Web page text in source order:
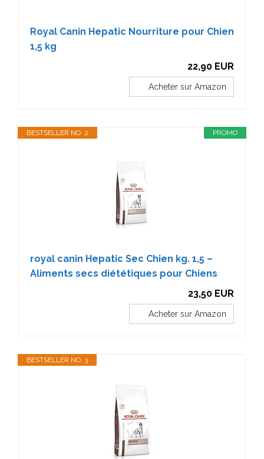
Royal Canin Hepatic Nourriture pour Chien
1,5 kg
22,90 EUR
Acheter sur Amazon
PROMO
BESTSELLER NO. 2
royal canin Hepatic Sec Chien kg. 1,5 –
Aliments secs diététiques pour Chiens
23,50 EUR
Acheter sur Amazon
BESTSELLER NO. 3